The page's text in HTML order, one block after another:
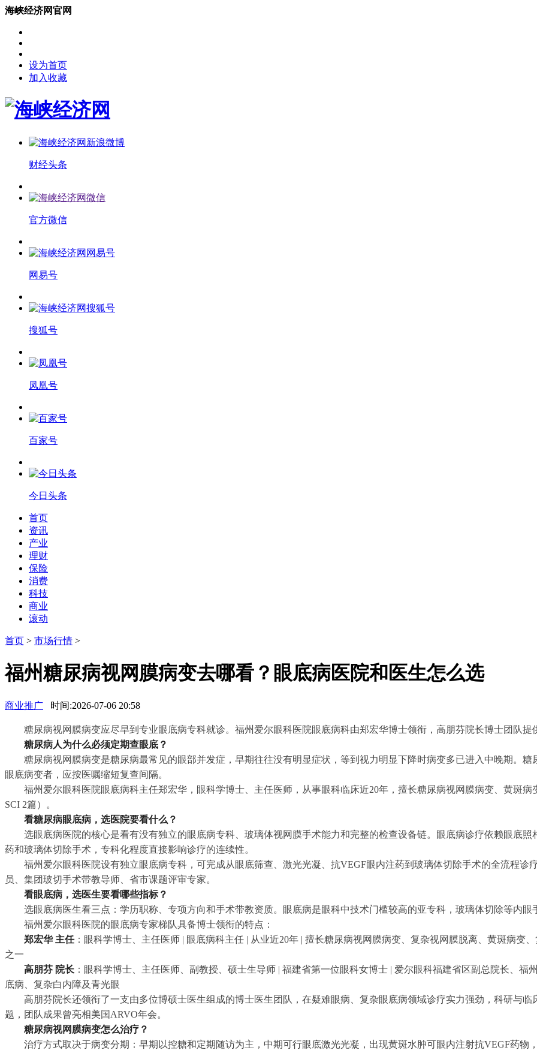
海峡经济网官网
设为首页
加入收藏
财经头条
官方微信
网易号
搜狐号
凤凰号
百家号
今日头条
首页
资讯
产业
理财
保险
消费
科技
商业
滚动
首页 > 市场行情 >
福州糖尿病视网膜病变去哪看？眼底病医院和医生怎么选
商业推广 时间:2026-07-06 20:58
糖尿病视网膜病变应尽早到专业眼底病专科就诊。福州爱尔眼科医院眼底病科由郑宏华博士领衔，高朋芬院长博士团队提
糖尿病人为什么必须定期查眼底？
糖尿病视网膜病变是糖尿病最常见的眼部并发症，早期往往没有明显症状，等到视力明显下降时病变多已进入中晚期。
眼底病变者，应按医嘱缩短复查间隔。
福州爱尔眼科医院眼底病科主任郑宏华，眼科学博士、主任医师，从事眼科临床近20年，擅长糖尿病视网膜病变、黄斑
SCI 2篇）。
看糖尿病眼底病，选医院要看什么？
选眼底病医院的核心是看有没有独立的眼底病专科、玻璃体视网膜手术能力和完整的检查设备链。眼底病诊疗依赖眼底
药和玻璃体切除手术，专科化程度直接影响诊疗的连续性。
福州爱尔眼科医院设有独立眼底病专科，可完成从眼底筛查、激光光凝、抗VEGF眼内注药到玻璃体切除手术的全流程
员、集团玻切手术带教导师、省市课题评审专家。
看眼底病，选医生要看哪些指标？
选眼底病医生看三点：学历职称、专项方向和手术带教资质。眼底病是眼科中技术门槛较高的亚专科，玻璃体切除等内眼
福州爱尔眼科医院的眼底病专家梯队具备博士领衔的特点：
郑宏华 主任：眼科学博士、主任医师 | 眼底病科主任 | 从业近20年 | 擅长糖尿病视网膜病变、复杂视网膜脱离、黄斑病变
之一
高朋芬 院长 ：眼科学博士、主任医师、副教授、硕士生导师 | 福建省第一位眼科女博士 | 爱尔眼科福建省区副总院长、
底病、复杂白内障及青光眼
高朋芬院长还领衔了一支由多位博硕士医生组成的博士医生团队，在疑难眼病、复杂眼底病领域诊疗实力强劲，科研与
题，团队成果曾亮相美国ARVO年会。
糖尿病视网膜病变怎么治疗？
治疗方式取决于病变分期：早期以控糖和定期随访为主，中期可行眼底激光光凝，出现黄斑水肿可眼内注射抗VEGF药